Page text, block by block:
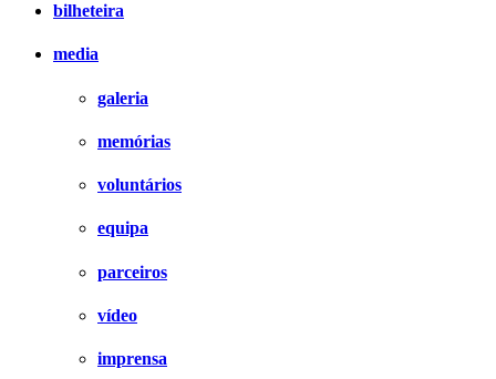
bilheteira
media
galeria
memórias
voluntários
equipa
parceiros
vídeo
imprensa